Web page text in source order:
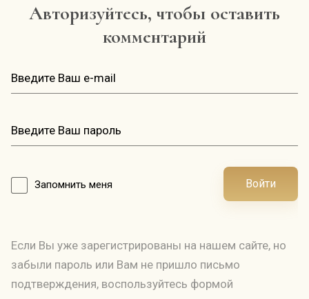
Авторизуйтесь, чтобы оставить
комментарий
Запомнить меня Войти
Если Вы уже зарегистрированы на нашем сайте, но
забыли пароль или Вам не пришло письмо
подтверждения, воспользуйтесь формой